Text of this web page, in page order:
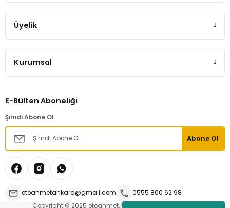
Yakıt Depo Pompası Şamandırası Renault Kangoo 1,9 Dizel
Tükendi
Yakıt Depo Şamandırası Renault Kangoo 1,9 Dizel
1.000,00 TL
Üyelik
Kurumsal
E-Bülten Aboneliği
Şimdi Abone Ol
Abone Ol
otoahmetankara@gmail.com
0555 800 62 98
Copyright © 2025 otoahmet.net | Tüm hakları saklıdır.